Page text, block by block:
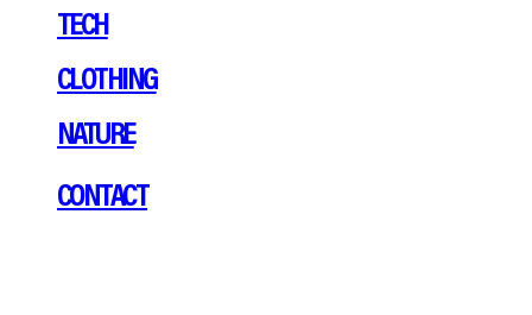
TECH
CLOTHING
NATURE
CONTACT